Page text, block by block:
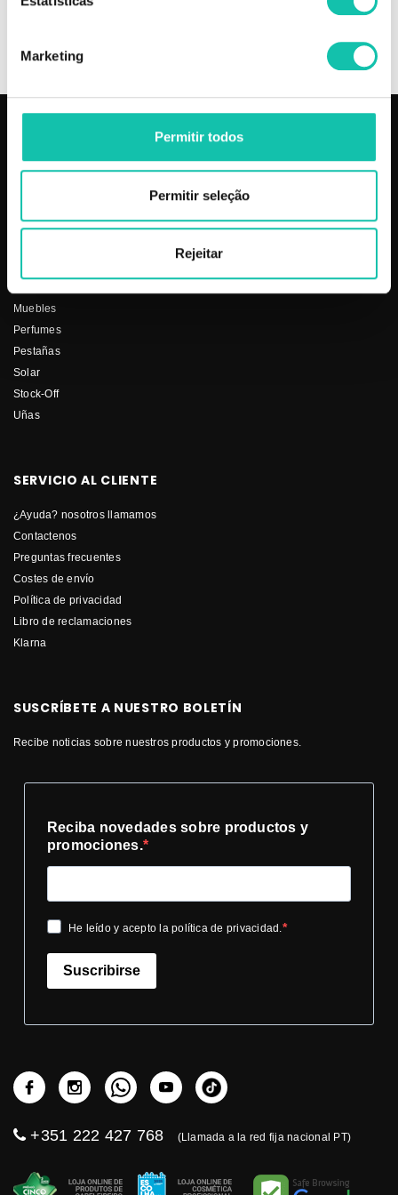
Marketing
Permitir todos
Permitir seleção
Rejeitar
Cabello
Muebles
Perfumes
Pestañas
Solar
Stock-Off
Uñas
COSMÉTICA CLICK
Terminos y condiciones
Nuestros precios
SERVICIO AL CLIENTE
¿Ayuda? nosotros llamamos
Contactenos
Preguntas frecuentes
Costes de envío
Política de privacidad
Libro de reclamaciones
Klarna
SUSCRÍBETE A NUESTRO BOLETÍN
Recibe noticias sobre nuestros productos y promociones.
Reciba novedades sobre productos y
promociones.
He leído y acepto la política de privacidad.
Suscribirse
+351 222 427 768 (Llamada a la red fija nacional PT)